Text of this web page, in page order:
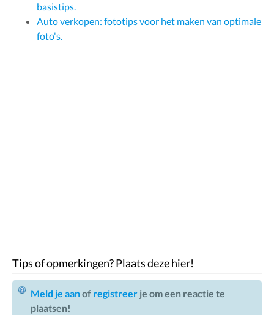
basistips.
Auto verkopen: fototips voor het maken van optimale
foto's.
Tips of opmerkingen? Plaats deze hier!
Meld je aanof registreer je om een reactie te
plaatsen!